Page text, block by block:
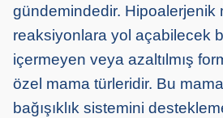
gündemindedir. Hipoalerjenik
reaksiyonlara yol açabilecek
içermeyen veya azaltılmış
özel mama türleridir. Bu
bağışıklık sistemini